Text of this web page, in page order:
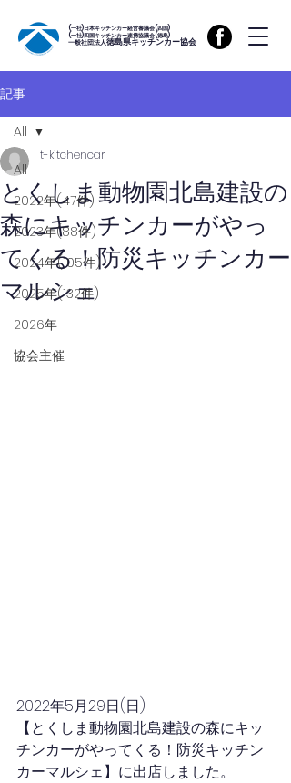
(一社)日本キッチンカー経営審議会(四国)
(一社)四国キッチンカー連携協議会(徳島)
一般社団法人徳島県キッチンカー協会
記事
All
2022年(47件)
2023年(88件)
2024年(105件)
2025年(132件)
2026年
協会主催
All
とくしま動物園北島建設の
森にキッチンカーがやっ
てくる！防災キッチンカー
マルシェ
t-kitchencar
2022年5月29日(日)
【とくしま動物園北島建設の森にキッ
チンカーがやってくる！防災キッチン
カーマルシェ】に出店しました。